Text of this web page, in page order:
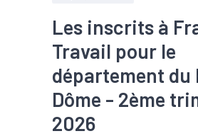
Les inscrits à
Travail pour le
département du
Dôme - 2ème
2026